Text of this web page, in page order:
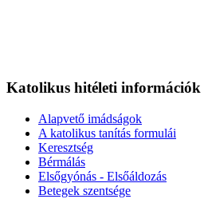
Katolikus hitéleti információk
Alapvető imádságok
A katolikus tanítás formulái
Keresztség
Bérmálás
Elsőgyónás - Elsőáldozás
Betegek szentsége